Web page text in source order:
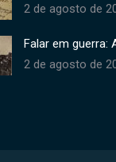
2 de agosto de
Falar em guerra:
2 de agosto de